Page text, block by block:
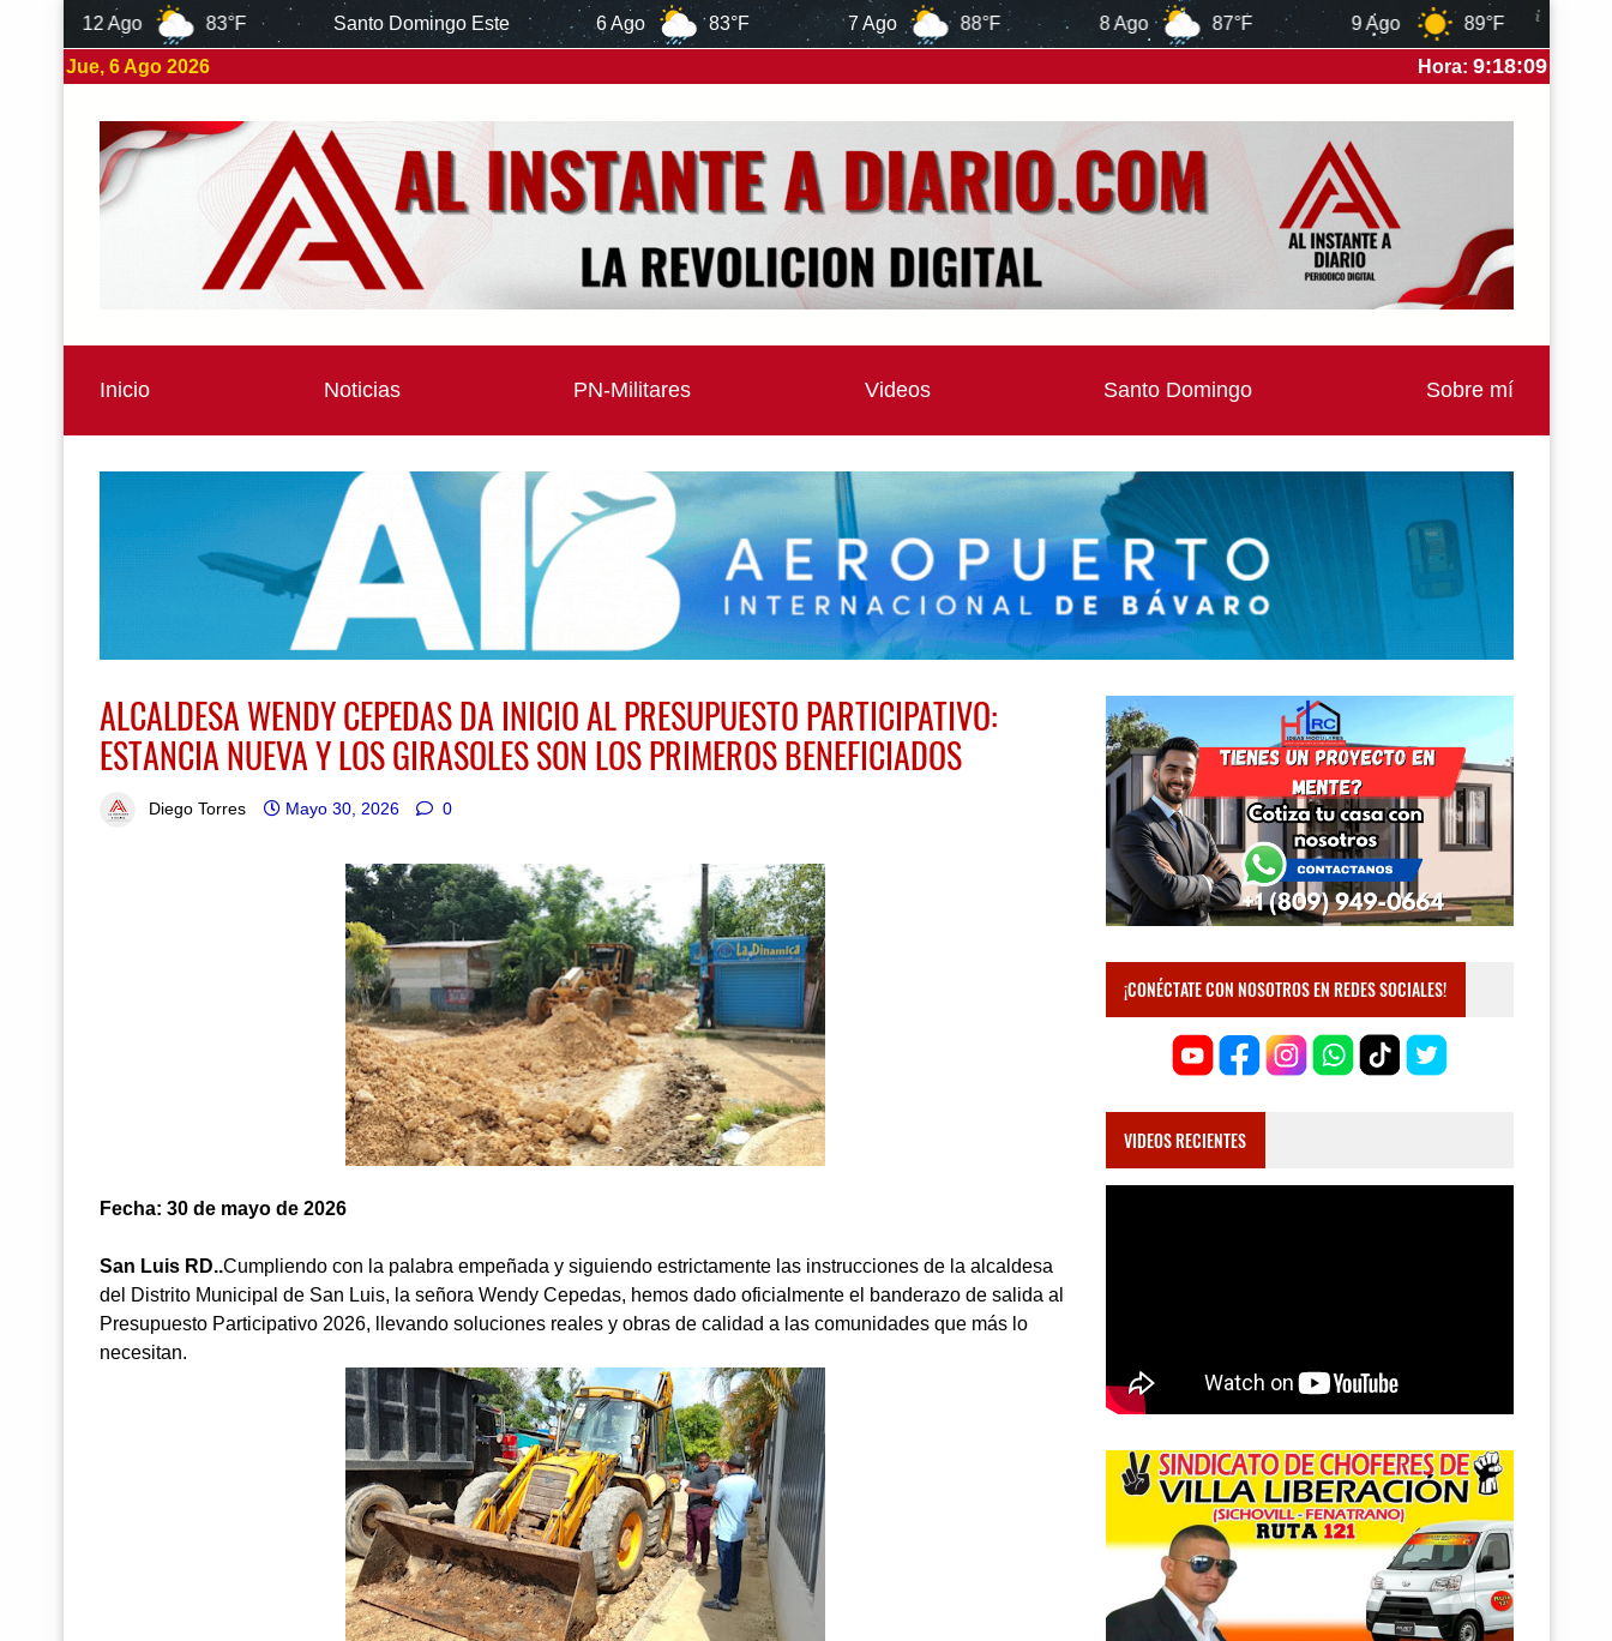
Santo Domingo Este 6 Ago 83°F 7 Ago 88°F 8 Ago 87°F 9 Ago 89°F 10 Ago 84°F
Jue, 6 Ago 2026 Hora: 9:18:12
Inicio Noticias PN-Militares Videos Santo Domingo Sobre mí
ALCALDESA WENDY CEPEDAS DA INICIO AL PRESUPUESTO PARTICIPATIVO:
ESTANCIA NUEVA Y LOS GIRASOLES SON LOS PRIMEROS BENEFICIADOS
Diego Torres Mayo 30, 2026 0
Fecha: 30 de mayo de 2026
San Luis RD..Cumpliendo con la palabra empeñada y siguiendo estrictamente las instrucciones de la alcaldesa
del Distrito Municipal de San Luis, la señora Wendy Cepedas, hemos dado oficialmente el banderazo de salida al
Presupuesto Participativo 2026, llevando soluciones reales y obras de calidad a las comunidades que más lo
necesitan.
¡CONÉCTATE CON NOSOTROS EN REDES SOCIALES!
VIDEOS RECIENTES